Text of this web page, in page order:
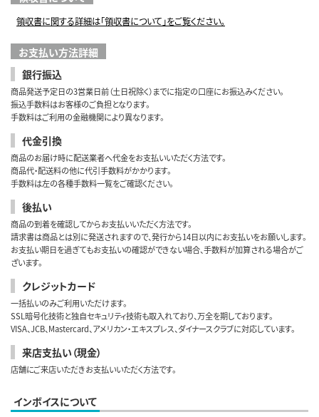
領収書に関する詳細は「領収書について」をご覧ください。
お支払い方法詳細
銀行振込
商品発送予定日の3営業日前（土日祝除く）までに指定の口座にお振込みください。
振込手数料はお客様のご負担となります。
手数料はご利用の金融機関により異なります。
代金引換
商品のお届け時に配送業者へ代金をお支払いいただく方法です。
商品代・配送料の他に代引手数料がかかります。
手数料は左の各種手数料一覧をご確認ください。
後払い
商品の到着を確認してからお支払いいただく方法です。
請求書は商品とは別に発送されますので、発行から14日以内にお支払いをお願いします。
お支払い期日を過ぎてもお支払いの確認ができない場合、手数料が加算される場合がご
ざいます。
クレジットカード
一括払いのみご利用いただけます。
SSL暗号化技術と独自セキュリティ技術も取入れており、万全を期しております。
VISA、JCB、Mastercard、アメリカン・エキスプレス、ダイナースクラブに対応しています。
来店支払い（現金）
店舗にご来店いただきお支払いいただく方法です。
インボイスについて